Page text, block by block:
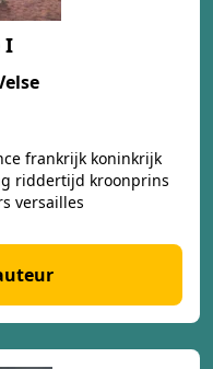
I
frankrijk koninkrijk
riddertijd kroonprins
versailles